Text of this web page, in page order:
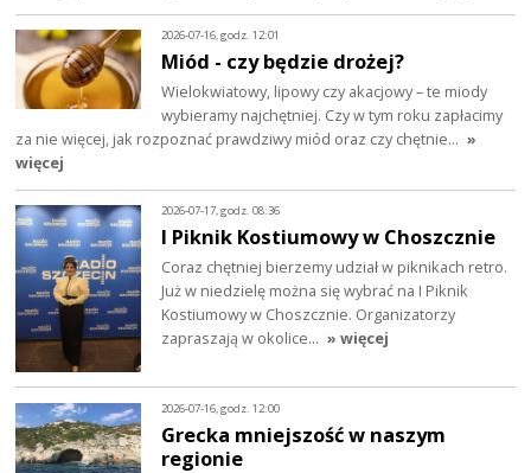
2026-07-16, godz. 12:01
Miód - czy będzie drożej?
Wielokwiatowy, lipowy czy akacjowy – te miody
wybieramy najchętniej. Czy w tym roku zapłacimy
za nie więcej, jak rozpoznać prawdziwy miód oraz czy chętnie… »
więcej
2026-07-17, godz. 08:36
I Piknik Kostiumowy w Choszcznie
Coraz chętniej bierzemy udział w piknikach retro.
Już w niedzielę można się wybrać na I Piknik
Kostiumowy w Choszcznie. Organizatorzy
zapraszają w okolice… » więcej
2026-07-16, godz. 12:00
Grecka mniejszość w naszym
regionie